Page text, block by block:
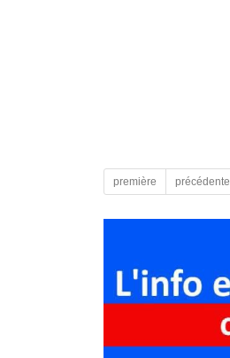
première précédente